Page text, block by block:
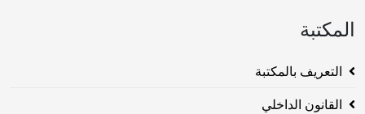
المكتبة
التعريف بالمكتبة
القانون الداخلي